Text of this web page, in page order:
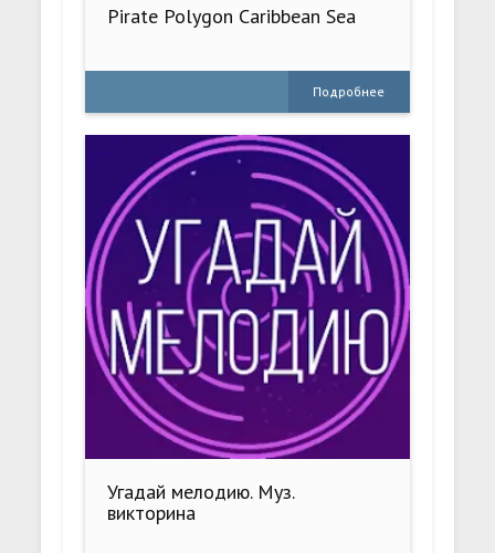
Pirate Polygon Caribbean Sea
Подробнее
Угадай мелодию. Муз.
викторина